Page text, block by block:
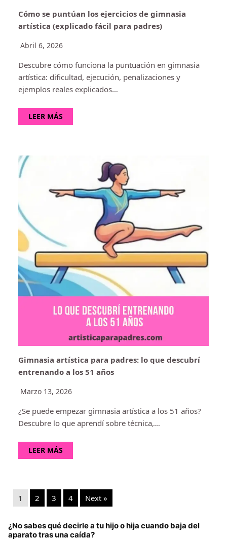
Cómo se puntúan los ejercicios de gimnasia
artística (explicado fácil para padres)
Abril 6, 2026
Descubre cómo funciona la puntuación en gimnasia
artística: dificultad, ejecución, penalizaciones y
ejemplos reales explicados…
LEER MÁS
Gimnasia artística para padres: lo que descubrí
entrenando a los 51 años
Marzo 13, 2026
¿Se puede empezar gimnasia artística a los 51 años?
Descubre lo que aprendí sobre técnica,…
LEER MÁS
1 2 3 4 Next »
¿No sabes qué decirle a tu hijo o hija cuando baja del
aparato tras una caída?